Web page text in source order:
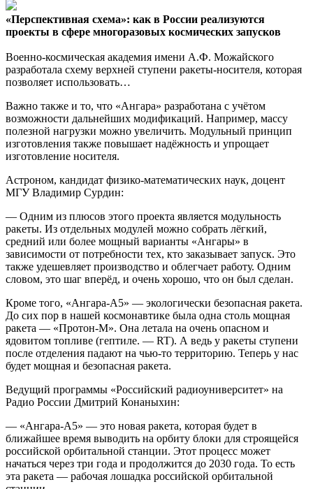
«Перспективная схема»: как в России реализуются
проекты в сфере многоразовых космических запусков
Военно-космическая академия имени А.Ф. Можайского
разработала схему верхней ступени ракеты-носителя, которая
позволяет использовать…
Важно также и то, что «Ангара» разработана с учётом
возможности дальнейших модификаций. Например, массу
полезной нагрузки можно увеличить. Модульный принцип
изготовления также повышает надёжность и упрощает
изготовление носителя.
Астроном, кандидат физико-математических наук, доцент
МГУ Владимир Сурдин:
— Одним из плюсов этого проекта является модульность
ракеты. Из отдельных модулей можно собрать лёгкий,
средний или более мощный варианты «Ангары» в
зависимости от потребности тех, кто заказывает запуск. Это
также удешевляет производство и облегчает работу. Одним
словом, это шаг вперёд, и очень хорошо, что он был сделан.
Кроме того, «Ангара-А5» — экологически безопасная ракета.
До сих пор в нашей космонавтике была одна столь мощная
ракета — «Протон-М». Она летала на очень опасном и
ядовитом топливе (гептиле. — RT). А ведь у ракеты ступени
после отделения падают на чью-то территорию. Теперь у нас
будет мощная и безопасная ракета.
Ведущий программы «Российский радиоуниверситет» на
Радио России Дмитрий Конаныхин:
— «Ангара-А5» — это новая ракета, которая будет в
ближайшее время выводить на орбиту блоки для строящейся
российской орбитальной станции. Этот процесс может
начаться через три года и продолжится до 2030 года. То есть
эта ракета — рабочая лошадка российской орбитальной